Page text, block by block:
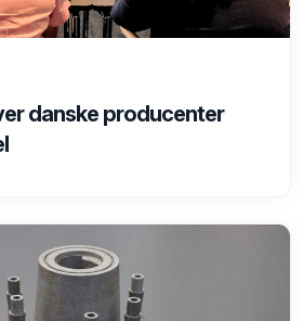
danske producenter